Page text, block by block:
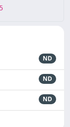
ND
ND
ND